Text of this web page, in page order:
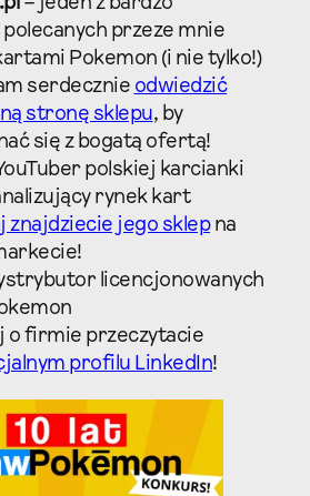
przeze mnie
Pokemon (i nie tylko!)
serdecznie odwiedzić
stronę sklepu, by
się z bogatą ofertą!
polskiej karcianki
rynek kart
znajdziecie jego sklepna
licencjonowanych
o firmie przeczytacie
profilu LinkedIn!